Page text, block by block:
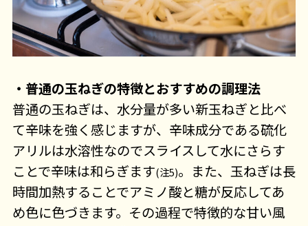
・普通の玉ねぎの特徴とおすすめの調理法
普通の玉ねぎは、水分量が多い新玉ねぎと比べ
て辛味を強く感じますが、辛味成分である硫化
アリルは水溶性なのでスライスして水にさらす
ことで辛味は和らぎます(注5)。また、玉ねぎは長
時間加熱することでアミノ酸と糖が反応してあ
め色に色づきます。その過程で特徴的な甘い風